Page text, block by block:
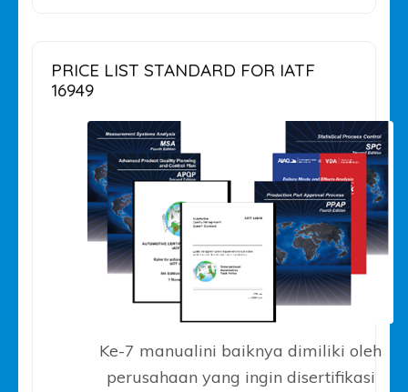
PRICE LIST STANDARD FOR IATF
16949
Ke-7 manualini baiknya dimiliki oleh
perusahaan yang ingin disertifikasi